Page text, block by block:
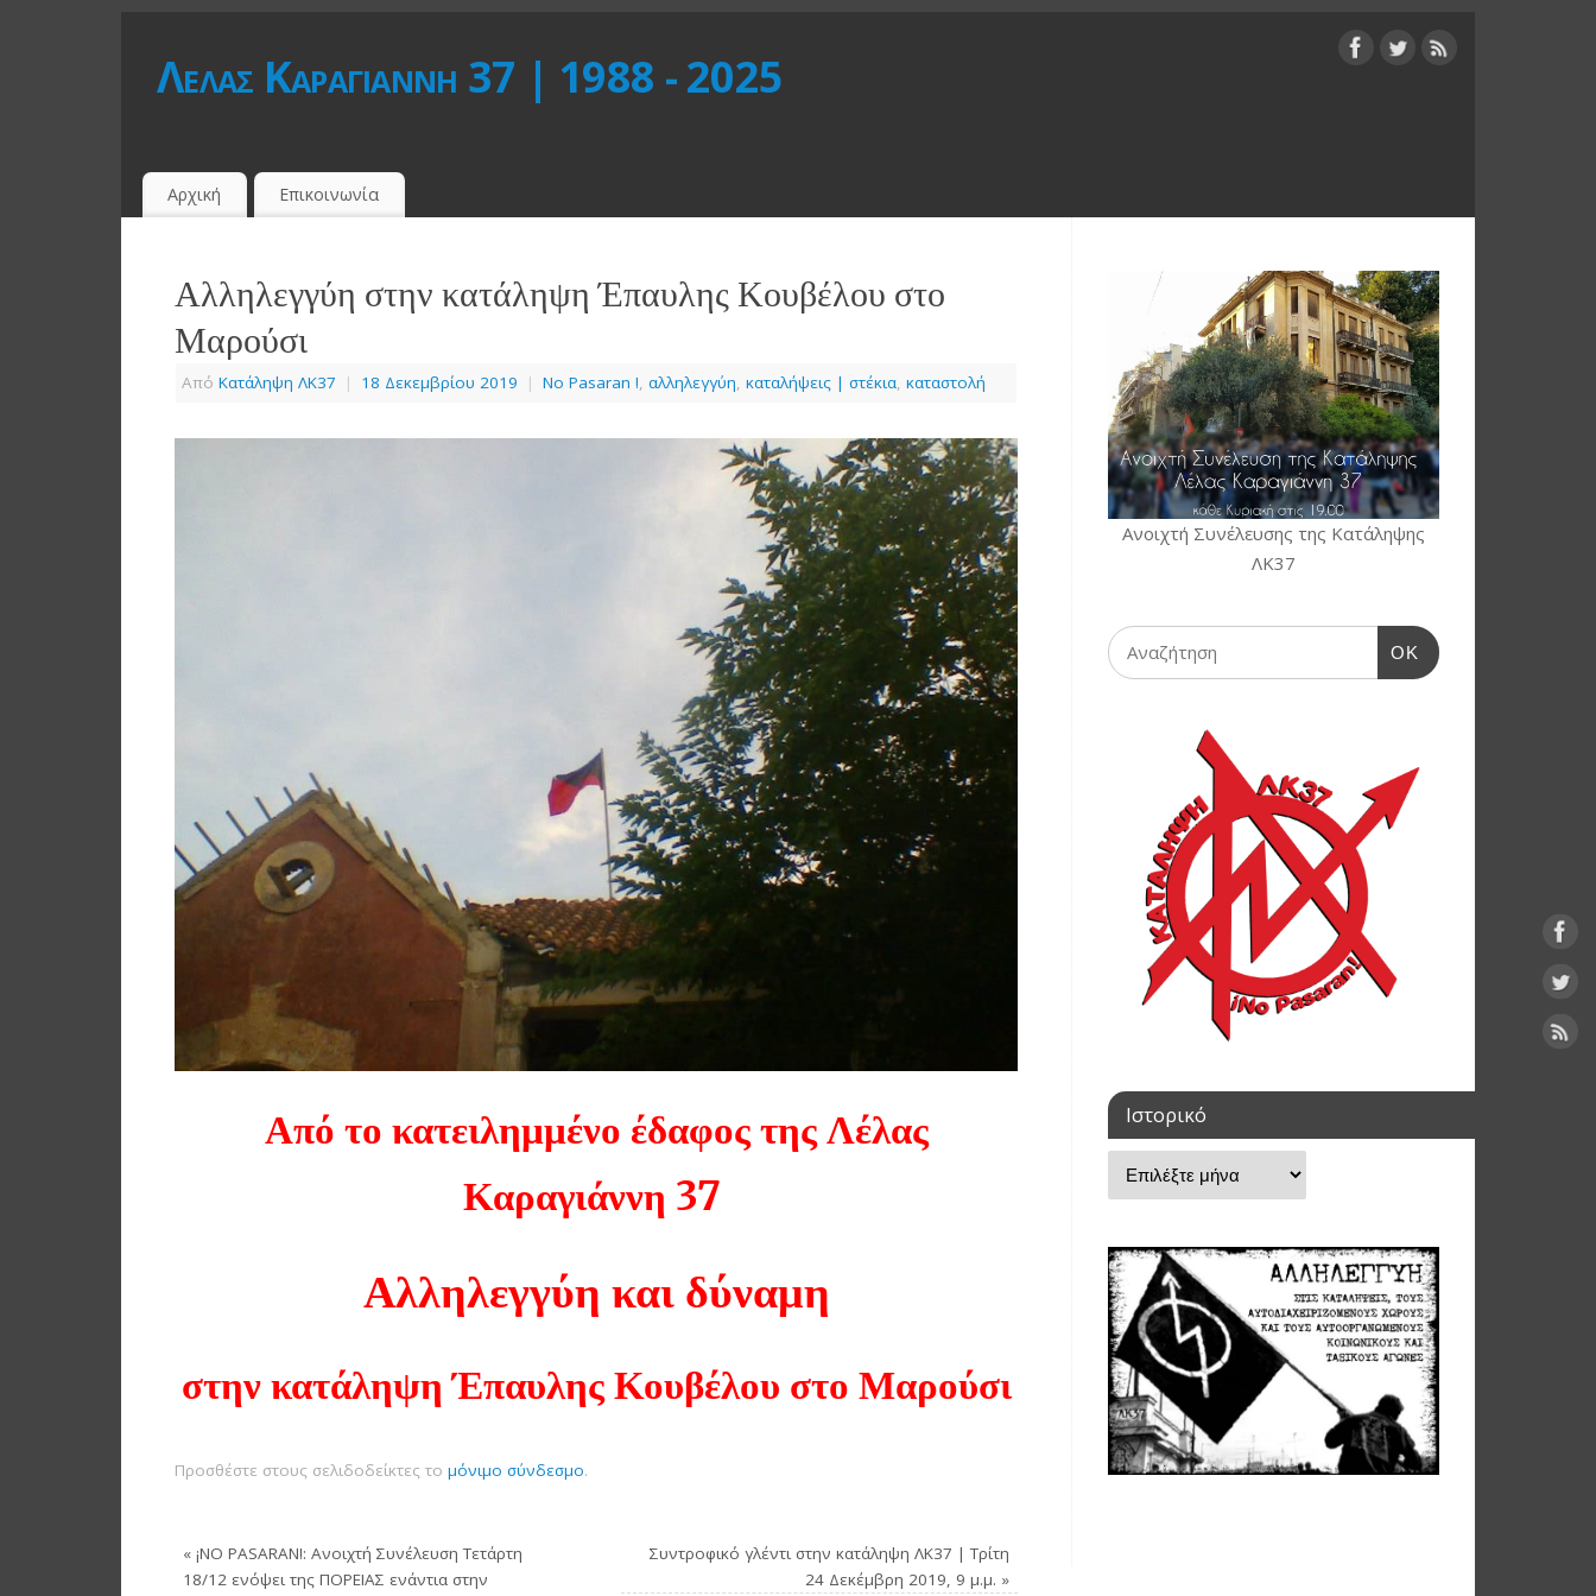
Λέλας Καραγιάννη 37 | 1988 - 2025
Αρχική Επικοινωνία
Αλληλεγγύη στην κατάληψη Έπαυλης Κουβέλου στο
Μαρούσι
Από Κατάληψη ΛΚ37 | 18 Δεκεμβρίου 2019 | No Pasaran !, αλληλεγγύη, καταλήψεις | στέκια, καταστολή
Από το κατειλημμένο έδαφος της Λέλας
Καραγιάννη 37
Αλληλεγγύη και δύναμη
στην κατάληψη Έπαυλης Κουβέλου στο Μαρούσι
Προσθέστε στους σελιδοδείκτες το μόνιμο σύνδεσμο.
« ¡NO PASARAN!: Ανοιχτή Συνέλευση Τετάρτη
18/12 ενόψει της ΠΟΡΕΙΑΣ ενάντια στην
Συντροφικό γλέντι στην κατάληψη ΛΚ37 | Τρίτη
24 Δεκέμβρη 2019, 9 μ.μ. »
Ανοιχτή Συνέλευσης της Κατάληψης
ΛΚ37
OK
Ιστορικό